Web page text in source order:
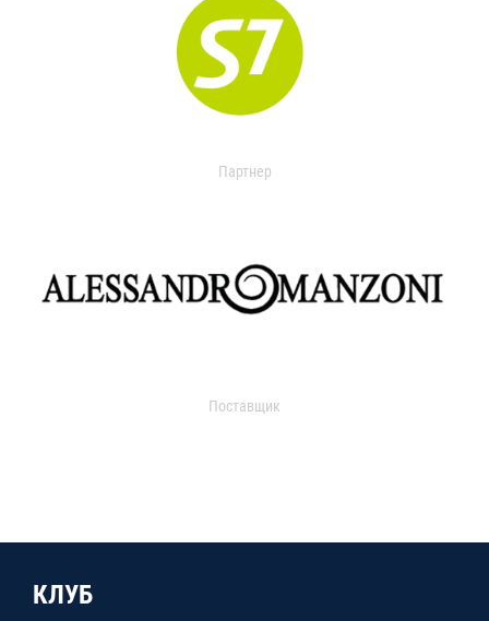
Партнер
Поставщик
КЛУБ